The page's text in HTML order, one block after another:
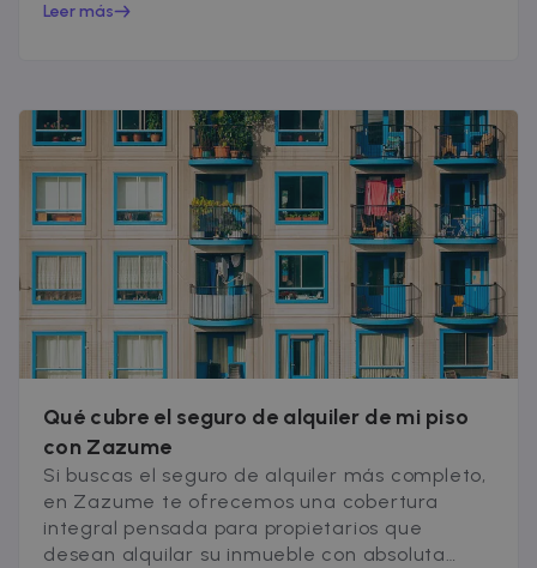
Leer más
Qué cubre el seguro de alquiler de mi piso
con Zazume
Si buscas el seguro de alquiler más completo,
en Zazume te ofrecemos una cobertura
integral pensada para propietarios que
desean alquilar su inmueble con absoluta